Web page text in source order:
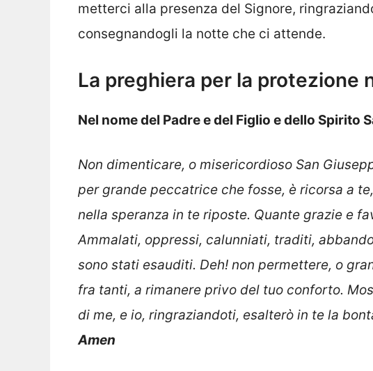
metterci alla presenza del Signore,
consegnandogli la notte che ci attende.
La preghiera per la protezione
Nel nome del Padre e del Figlio e dello Spirito
Non dimenticare, o misericordioso San
per grande peccatrice che fosse, è ricorsa a
nella speranza in te riposte. Quante grazie e
Ammalati, oppressi, calunniati, traditi,
sono stati esauditi. Deh! non permettere, o
fra tanti, a rimanere privo del tuo conforto.
di me, e io, ringraziandoti, esalterò in te la
Amen